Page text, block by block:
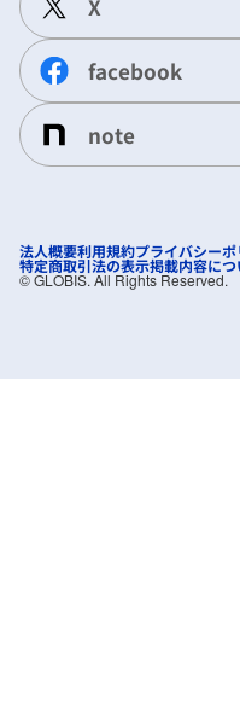
X
facebook
note
法人概要利用規約プライバシーポ
特定商取引法の表示掲載内容につ
©︎ GLOBIS. All Rights Reserved.